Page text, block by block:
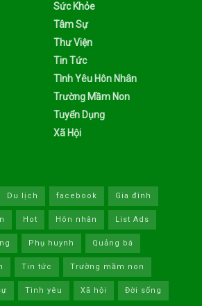
Sức Khỏe
Tâm Sự
Thư Viện
Tin Tức
Tình Yêu Hôn Nhân
Trường Mầm Non
Tuyển Dụng
Xã Hội
Du lịch facebook Gia đình
Hot Hôn nhân List Ads
Phụ huynh Quảng bá
Tin tức Trường mầm non
Tình yêu Xã hội Đời sống